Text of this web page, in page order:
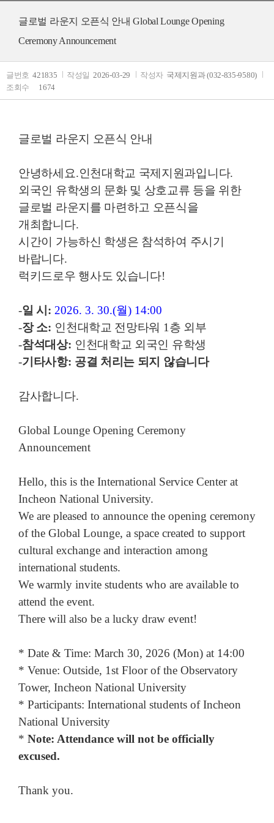
글로벌 라운지 오픈식 안내 Global Lounge Opening
Ceremony Announcement
글번호 421835 작성일 2026-03-29 작성자 국제지원과 (032-835-9580)
조회수
1674
글로벌 라운지 오픈식 안내
안녕하세요.인천대학교 국제지원과입니다.
외국인 유학생의 문화 및 상호교류 등을 위한
글로벌 라운지를 마련하고 오픈식을
개최합니다.
시간이 가능하신 학생은 참석하여 주시기
바랍니다.
럭키드로우 행사도 있습니다!
-일 시 : 2026. 3. 30.(월) 14:00
-장 소: 인천대학교 전망타워 1 층 외부
-참석대상: 인천대학교 외국인 유학생
-기타사항: 공결 처리는 되지 않습니다
감사합니다.
Global Lounge Opening Ceremony
Announcement
Hello, this is the International Service Center at
Incheon National University.
We are pleased to announce the opening ceremony
of the Global Lounge, a space created to support
cultural exchange and interaction among
international students.
We warmly invite students who are available to
attend the event.
There will also be a lucky draw event!
* Date & Time: March 30, 2026 (Mon) at 14:00
* Venue: Outside, 1st Floor of the Observatory
Tower, Incheon National University
* Participants: International students of Incheon
National University
* Note: Attendance will not be officially
excused.
Thank you.